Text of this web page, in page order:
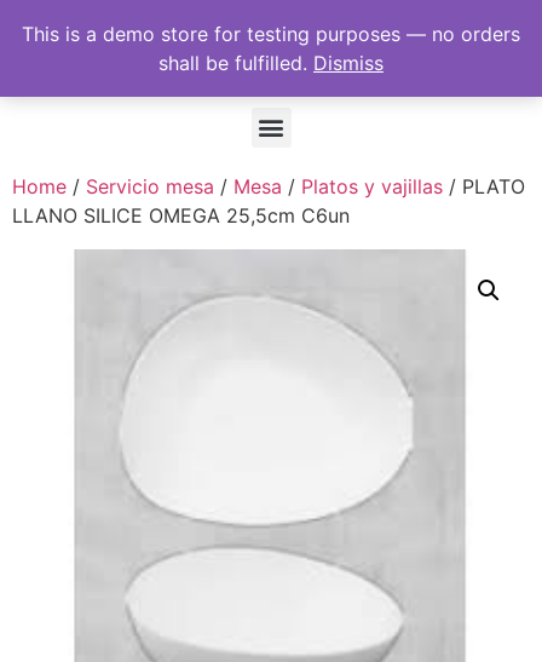
Home / Servicio mesa / Mesa / Platos y vajillas / PLATO
LLANO SILICE OMEGA 25,5cm C6un
This is a demo store for testing purposes — no orders
shall be fulfilled. Dismiss